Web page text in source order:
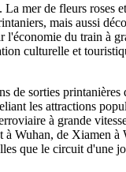
mer de fleurs roses
mais aussi
du train à
culturelle et
de sorties printanières
les attractions
à grande
Wuhan, de Xiamen
que le circuit d'une